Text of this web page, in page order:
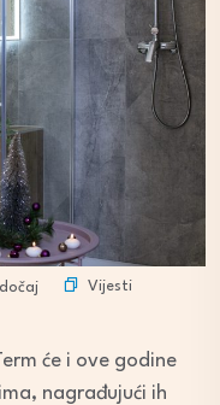
Vijesti
će i ove godine
nagrađujući ih